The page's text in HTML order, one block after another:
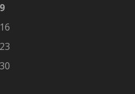
9
16
23
30